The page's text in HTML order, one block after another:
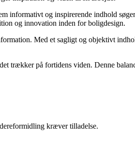
informativt og inspirerende indhold
og innovation inden for boligdesign.
Med et sagligt og objektivt
trækker på fortidens viden. Denne
kræver tilladelse.